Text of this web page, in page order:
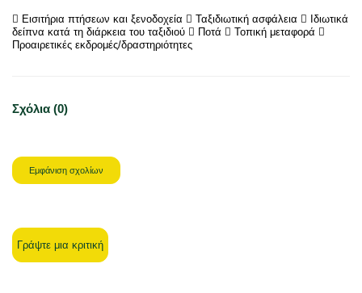
 Εισιτήρια πτήσεων και ξενοδοχεία  Ταξιδιωτική ασφάλεια  Ιδιωτικά
δείπνα κατά τη διάρκεια του ταξιδιού  Ποτά  Τοπική μεταφορά 
Προαιρετικές εκδρομές/δραστηριότητες
Σχόλια (0)
Εμφάνιση σχολίων
Γράψτε μια κριτική